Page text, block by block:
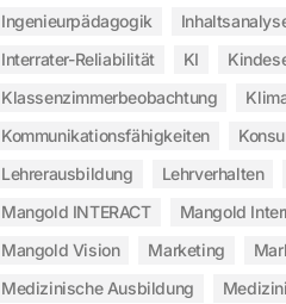
Ingenieurpädagogik
Interrater-Reliabilität
KI
Klassenzimmerbeobachtung
Kommunikationsfähigkeiten
Lehrerausbildung
Lehrverhalten
Mangold INTERACT
Mangold
Mangold Vision
Marketing
Medizinische Ausbildung